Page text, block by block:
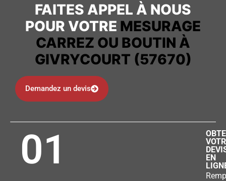
FAITES APPEL À NOUS
POUR VOTRE MESURAGE
CARREZ OU BOUTIN À
GIVRYCOURT (57670)
Demandez un devis
01
EN